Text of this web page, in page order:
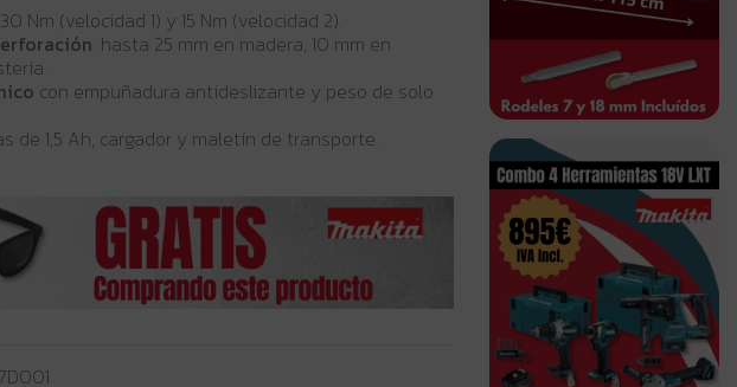
Nm (velocidad 1) y 15 Nm (velocidad 2).
: hasta 25 mm en madera, 10 mm en
con empuñadura antideslizante y peso de solo
de 1,5 Ah, cargador y maletín de transporte.